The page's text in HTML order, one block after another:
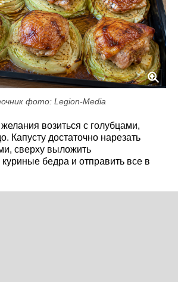
фото: Legion-Media
возиться с голубцами,
Капусту достаточно нарезать
сверху выложить
бедра и отправить все в